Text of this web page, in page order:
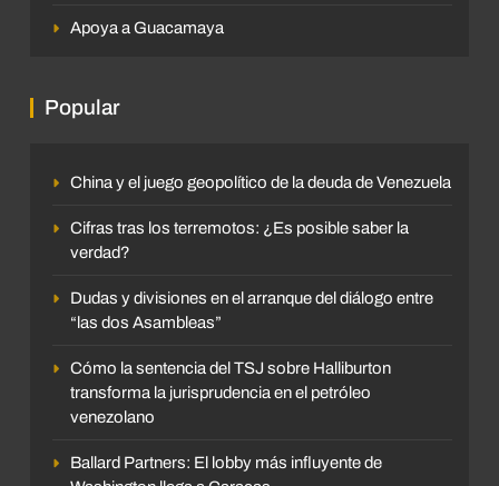
Apoya a Guacamaya
Popular
China y el juego geopolítico de la deuda de Venezuela
Cifras tras los terremotos: ¿Es posible saber la
verdad?
Dudas y divisiones en el arranque del diálogo entre
“las dos Asambleas”
Cómo la sentencia del TSJ sobre Halliburton
transforma la jurisprudencia en el petróleo
venezolano
Ballard Partners: El lobby más influyente de